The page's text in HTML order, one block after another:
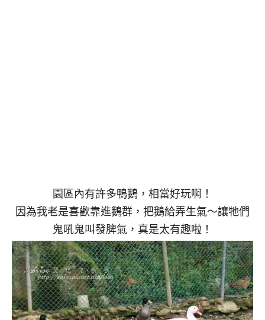
園區內有許多鴨鵝，相當好玩啊！
因為我老是喜歡靠進鵝群，把鵝給弄生氣～讓牠們
鬼吼鬼叫發脾氣，真是太有趣啦！